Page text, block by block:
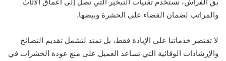
بق الفراش، نستخدم تقنيات التبخير التي تصل إلى أعماق الأثاث
والمراتب لضمان القضاء على الحشرة وبيضها.
لا تقتصر خدماتنا على الإبادة فقط، بل تمتد لتشمل تقديم النصائح
والإرشادات الوقائية التي تساعد العميل على منع عودة الحشرات في